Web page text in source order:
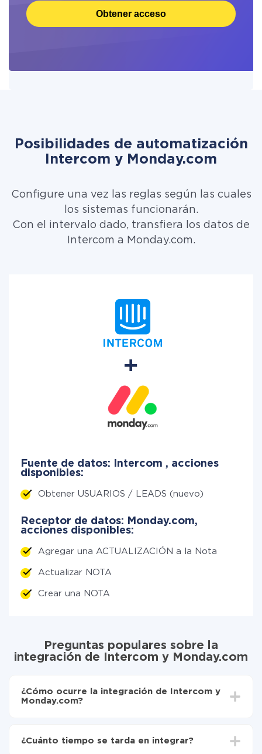
Obtener acceso
Posibilidades de automatización
Intercom y Monday.com
Configure una vez las reglas según las cuales
los sistemas funcionarán.
Con el intervalo dado, transfiera los datos de
Intercom a Monday.com.
Fuente de datos: Intercom , acciones
disponibles:
Obtener USUARIOS / LEADS (nuevo)
Receptor de datos: Monday.com,
acciones disponibles:
Agregar una ACTUALIZACIÓN a la Nota
Actualizar NOTA
Crear una NOTA
Preguntas populares sobre la
integración de Intercom y Monday.com
¿Cómo ocurre la integración de Intercom y
Monday.com?
Elija qué datos transferir de Intercom a Monday.com
¿Cuánto tiempo se tarda en integrar?